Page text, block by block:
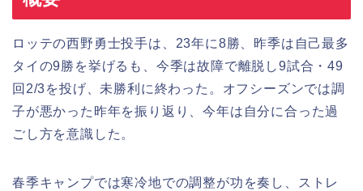
ロッテの西野勇士投手は、23年に8勝、昨季は自己最多
タイの9勝を挙げるも、今季は故障で離脱し9試合・49
回2/3を投げ、未勝利に終わった。オフシーズンでは調
子が悪かった昨年を振り返り、今年は自分に合った過
ごし方を意識した。
春季キャンプでは寒冷地での調整が功を奏し、ストレ